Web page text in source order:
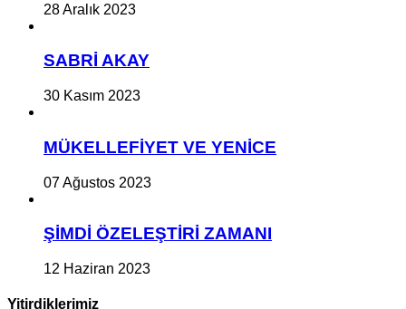
28 Aralık 2023
SABRİ AKAY
30 Kasım 2023
MÜKELLEFİYET VE YENİCE
07 Ağustos 2023
ŞİMDİ ÖZELEŞTİRİ ZAMANI
12 Haziran 2023
Yitirdiklerimiz